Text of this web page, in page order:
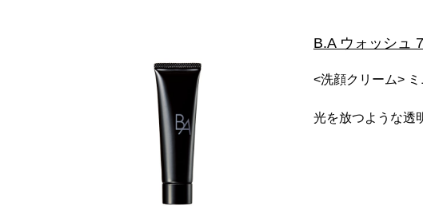
B.A ウォッシュ 7
<洗顔クリーム>
光を放つような透